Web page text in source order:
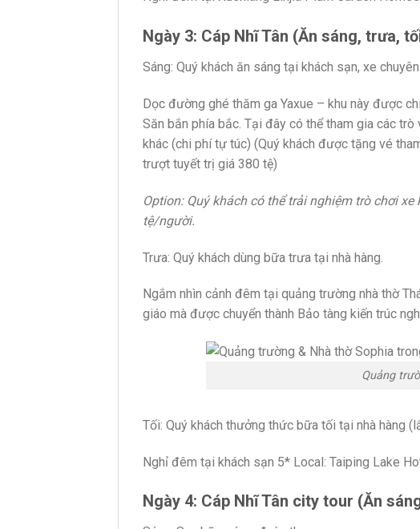
Ngày 3: Cáp Nhĩ Tân (Ăn sáng, trưa,
Sáng: Quý khách ăn sáng tại khách sạn, xe
Dọc đường ghé thăm ga Yaxue – khu này được
Săn bắn phía bắc. Tại đây có thể tham gia các
khác (chi phí tự túc) (Quý khách được tặng vé
trượt tuyết trị giá 380 tệ)
Option: Quý khách có thể trải nghiệm trò chơi
tệ/người.
Trưa: Quý khách dùng bữa trưa tại nhà hàng.
Ngắm nhìn cảnh đêm tại quảng trường nhà thờ
giáo mà được chuyển thành Bảo tàng kiến trúc
Quảng
Tối: Quý khách thưởng thức bữa tối tại nhà hàng
Nghỉ đêm tại khách sạn 5* Local: Taiping Lake
Ngày 4: Cáp Nhĩ Tân city tour (Ăn